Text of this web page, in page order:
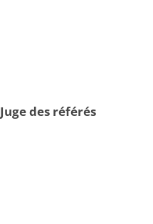
Juge des référés